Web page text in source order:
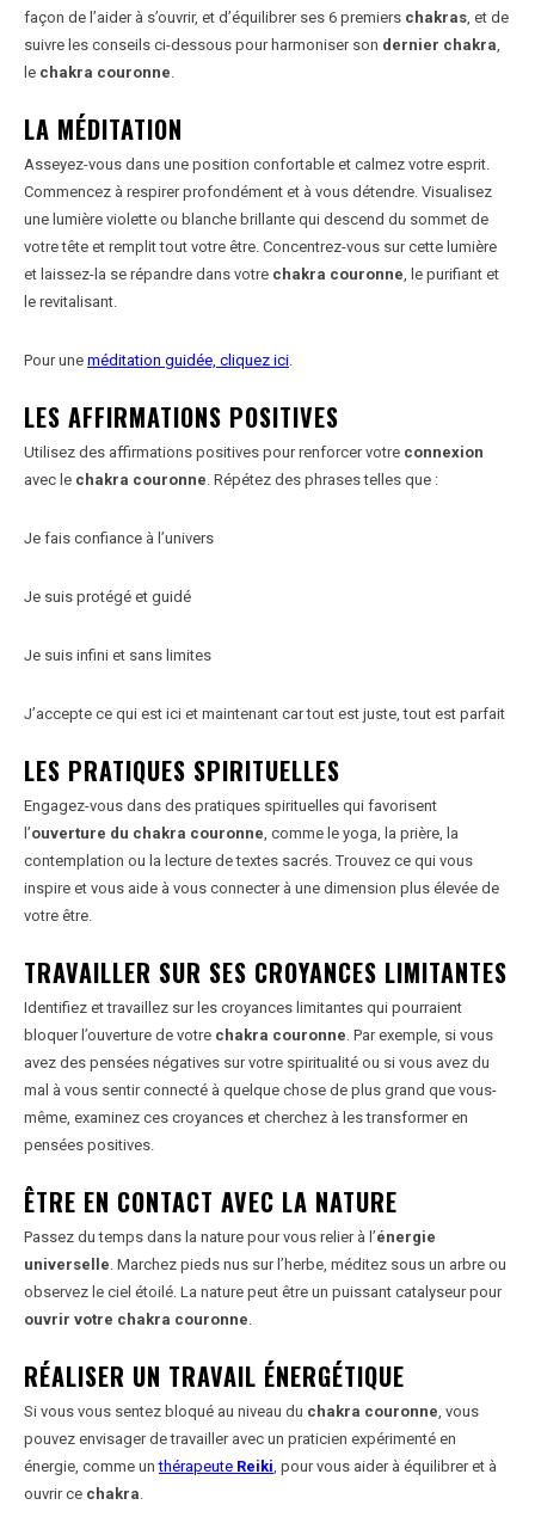
façon de l’aider à s’ouvrir, et d’équilibrer ses 6 premiers chakras, et de
suivre les conseils ci-dessous pour harmoniser son dernier chakra,
le chakra couronne.
LA MÉDITATION
Asseyez-vous dans une position confortable et calmez votre esprit.
Commencez à respirer profondément et à vous détendre. Visualisez
une lumière violette ou blanche brillante qui descend du sommet de
votre tête et remplit tout votre être. Concentrez-vous sur cette lumière
et laissez-la se répandre dans votre chakra couronne, le purifiant et
le revitalisant.
Pour une méditation guidée, cliquez ici.
LES AFFIRMATIONS POSITIVES
Utilisez des affirmations positives pour renforcer votre connexion
avec le chakra couronne. Répétez des phrases telles que :
Je fais confiance à l’univers
Je suis protégé et guidé
Je suis infini et sans limites
J’accepte ce qui est ici et maintenant car tout est juste, tout est parfait
LES PRATIQUES SPIRITUELLES
Engagez-vous dans des pratiques spirituelles qui favorisent
l’ouverture du chakra couronne, comme le yoga, la prière, la
contemplation ou la lecture de textes sacrés. Trouvez ce qui vous
inspire et vous aide à vous connecter à une dimension plus élevée de
votre être.
TRAVAILLER SUR SES CROYANCES LIMITANTES
Identifiez et travaillez sur les croyances limitantes qui pourraient
bloquer l’ouverture de votre chakra couronne. Par exemple, si vous
avez des pensées négatives sur votre spiritualité ou si vous avez du
mal à vous sentir connecté à quelque chose de plus grand que vous-
même, examinez ces croyances et cherchez à les transformer en
pensées positives.
ÊTRE EN CONTACT AVEC LA NATURE
Passez du temps dans la nature pour vous relier à l’énergie
universelle. Marchez pieds nus sur l’herbe, méditez sous un arbre ou
observez le ciel étoilé. La nature peut être un puissant catalyseur pour
ouvrir votre chakra couronne.
RÉALISER UN TRAVAIL ÉNERGÉTIQUE
Si vous vous sentez bloqué au niveau du chakra couronne, vous
pouvez envisager de travailler avec un praticien expérimenté en
énergie, comme unthérapeute Reiki, pour vous aider à équilibrer et à
ouvrir ce chakra.